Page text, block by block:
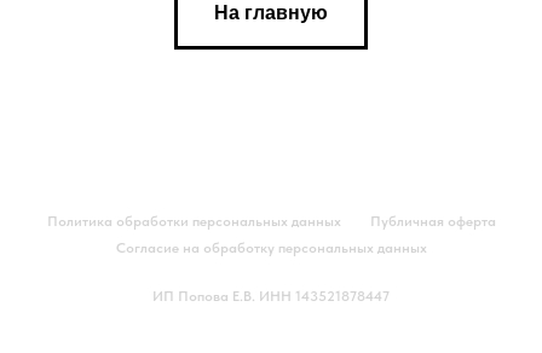
На главную
Политика обработки персональных данных
Публичная оферта
Согласие на обработку персональных данных
ИП Попова Е.В. ИНН 143521878447